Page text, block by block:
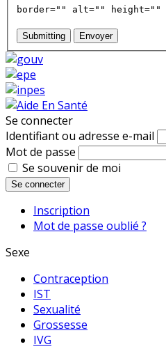
border="" alt="" height=""
Submitting Envoyer
Se connecter
Identifiant ou adresse e-mail
Mot de passe
Se souvenir de moi
Se connecter
Inscription
Mot de passe oublié ?
Sexe
Contraception
IST
Sexualité
Grossesse
IVG